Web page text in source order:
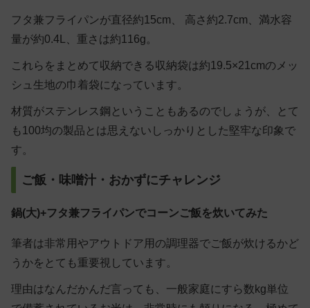
フタ兼フライパンが直径約15cm、 高さ約2.7cm、満水容
量が約0.4L、重さは約116g。
これらをまとめて収納できる収納袋は約19.5×21cmのメッ
シュ生地の巾着袋になっています。
材質がステンレス鋼ということもあるのでしょうが、とて
も100均の製品とは思えないしっかりとした堅牢な印象で
す。
ご飯・味噌汁・おかずにチャレンジ
鍋(大)+フタ兼フライパンでコーンご飯を炊いてみた
筆者は非常用やアウトドア用の調理器でご飯が炊けるかど
うかをとても重要視しています。
理由はなんだかんだ言っても、一般家庭にすら数kg単位